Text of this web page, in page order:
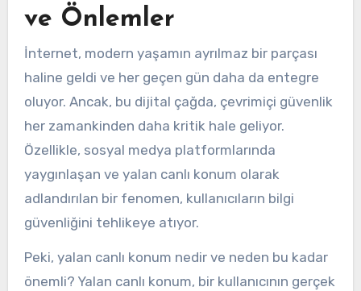
ve Önlemler
İnternet, modern yaşamın ayrılmaz bir parçası
haline geldi ve her geçen gün daha da entegre
oluyor. Ancak, bu dijital çağda, çevrimiçi güvenlik
her zamankinden daha kritik hale geliyor.
Özellikle, sosyal medya platformlarında
yaygınlaşan ve yalan canlı konum olarak
adlandırılan bir fenomen, kullanıcıların bilgi
güvenliğini tehlikeye atıyor.
Peki, yalan canlı konum nedir ve neden bu kadar
önemli? Yalan canlı konum, bir kullanıcının gerçek